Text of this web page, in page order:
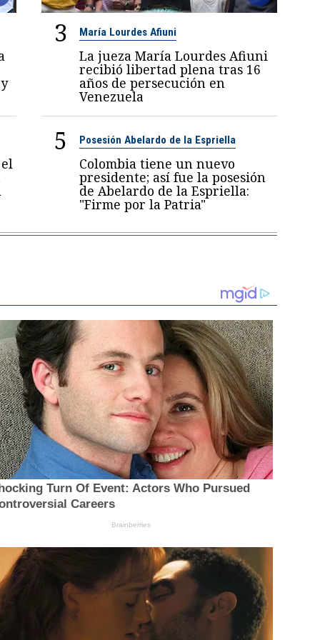
3 María Lourdes Afiuni
La jueza María Lourdes Afiuni
recibió libertad plena tras 16
años de persecución en
Venezuela
5 Posesión Abelardo de la Espriella
Colombia tiene un nuevo
presidente; así fue la posesión
de Abelardo de la Espriella:
"Firme por la Patria"